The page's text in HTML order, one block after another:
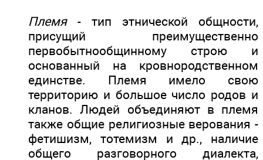
Племя- тип этнической общности,
присущий преимущественно
первобытнообщинному строю и
основанный на кровнородственном
единстве. Племя имело свою
территорию и большое число родов и
кланов. Людей объединяют в племя
также общие религиозные верования -
фетишизм, тотемизм и др., наличие
общего разговорного диалекта,